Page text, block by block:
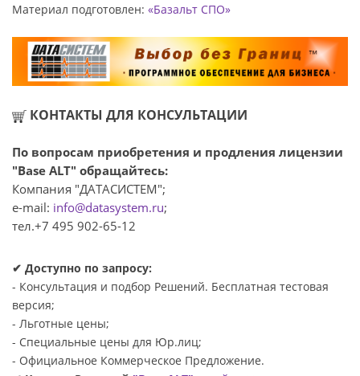
Материал подготовлен: «Базальт СПО»
КОНТАКТЫ ДЛЯ КОНСУЛЬТАЦИИ
По вопросам приобретения и продления лицензии
"Base ALT" обращайтесь:
Компания "ДАТАСИСТЕМ";
e-mail: info@datasystem.ru;
тел.+7 495 902-65-12
✔ Доступно по запросу:
- Консультация и подбор Решений. Бесплатная тестовая
версия;
- Льготные цены;
- Специальные цены для Юр.лиц;
- Официальное Коммерческое Предложение.